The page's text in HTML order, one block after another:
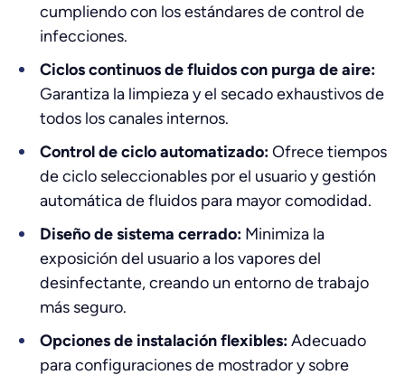
cumpliendo con los estándares de control de
infecciones.
Ciclos continuos de fluidos con purga de aire:
Garantiza la limpieza y el secado exhaustivos de
todos los canales internos.
Control de ciclo automatizado:Ofrece tiempos
de ciclo seleccionables por el usuario y gestión
automática de fluidos para mayor comodidad.
Diseño de sistema cerrado: Minimiza la
exposición del usuario a los vapores del
desinfectante, creando un entorno de trabajo
más seguro.
Opciones de instalación flexibles:Adecuado
para configuraciones de mostrador y sobre